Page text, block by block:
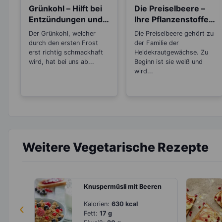
Grünkohl – Hilft bei
Entzündungen und
schütz vor Krebs!
Der Grünkohl, welcher
durch den ersten Frost
erst richtig schmackhaft
wird, hat bei uns ab...
Die Preiselbeere –
Ihre Pflanzenstoffe
wirken antibakteriell
und
entzündungshemm
end
Die Preiselbeere gehört zu
der Familie der
Heidekrautgewächse. Zu
Beginn ist sie weiß und
wird...
Weitere Vegetarische Rezepte
‹
Knuspermüsli mit Beeren
Kalorien: 630 kcal
Fett: 17 g